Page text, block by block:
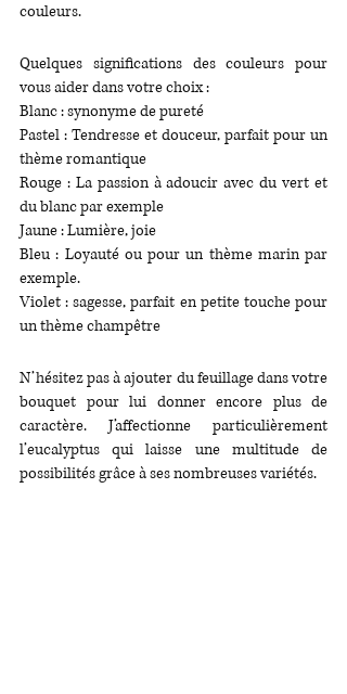
couleurs.
Quelques significations des couleurs pour
vous aider dans votre choix :
Blanc : synonyme de pureté
Pastel : Tendresse et douceur, parfait pour un
thème romantique
Rouge : La passion à adoucir avec du vert et
du blanc par exemple
Jaune : Lumière, joie
Bleu : Loyauté ou pour un thème marin par
exemple.
Violet : sagesse, parfait en petite touche pour
un thème champêtre
N’hésitez pas à ajouter du feuillage dans votre
bouquet pour lui donner encore plus de
caractère. J’affectionne particulièrement
l’eucalyptus qui laisse une multitude de
possibilités grâce à ses nombreuses variétés.